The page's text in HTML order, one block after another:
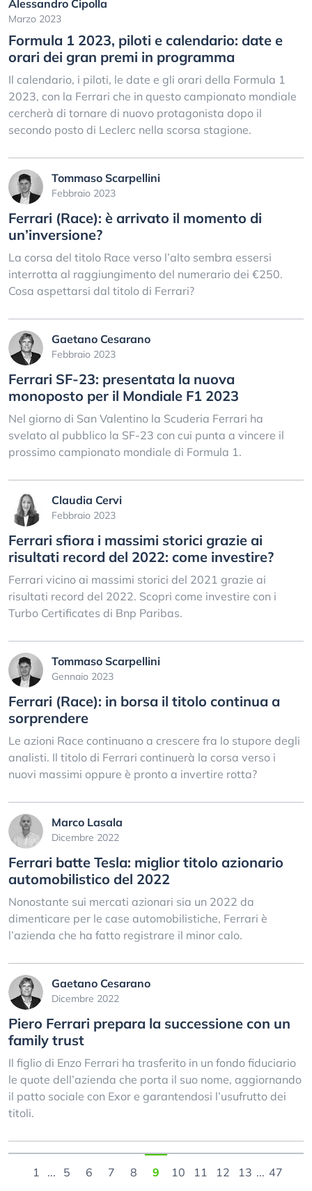
Alessandro Cipolla
Marzo 2023
Formula 1 2023, piloti e calendario: date e
orari dei gran premi in programma
Il calendario, i piloti, le date e gli orari della Formula 1
2023, con la Ferrari che in questo campionato mondiale
cercherà di tornare di nuovo protagonista dopo il
secondo posto di Leclerc nella scorsa stagione.
Tommaso Scarpellini
Febbraio 2023
Ferrari (Race): è arrivato il momento di
un’inversione?
La corsa del titolo Race verso l’alto sembra essersi
interrotta al raggiungimento del numerario dei €250.
Cosa aspettarsi dal titolo di Ferrari?
Gaetano Cesarano
Febbraio 2023
Ferrari SF-23: presentata la nuova
monoposto per il Mondiale F1 2023
Nel giorno di San Valentino la Scuderia Ferrari ha
svelato al pubblico la SF-23 con cui punta a vincere il
prossimo campionato mondiale di Formula 1.
Claudia Cervi
Febbraio 2023
Ferrari sfiora i massimi storici grazie ai
risultati record del 2022: come investire?
Ferrari vicino ai massimi storici del 2021 grazie ai
risultati record del 2022. Scopri come investire con i
Turbo Certificates di Bnp Paribas.
Tommaso Scarpellini
Gennaio 2023
Ferrari (Race): in borsa il titolo continua a
sorprendere
Le azioni Race continuano a crescere fra lo stupore degli
analisti. Il titolo di Ferrari continuerà la corsa verso i
nuovi massimi oppure è pronto a invertire rotta?
Marco Lasala
Dicembre 2022
Ferrari batte Tesla: miglior titolo azionario
automobilistico del 2022
Nonostante sui mercati azionari sia un 2022 da
dimenticare per le case automobilistiche, Ferrari è
l’azienda che ha fatto registrare il minor calo.
Gaetano Cesarano
Dicembre 2022
Piero Ferrari prepara la successione con un
family trust
Il figlio di Enzo Ferrari ha trasferito in un fondo fiduciario
le quote dell’azienda che porta il suo nome, aggiornando
il patto sociale con Exor e garantendosi l’usufrutto dei
titoli.
1 ... 5 6 7 8 9 10 11 12 13 ... 47